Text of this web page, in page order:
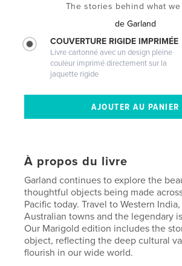
The stories behind what we
de Garland
COUVERTURE RIGIDE IMPRIMÉE
Livre cartonné avec un design pleine
couleur imprimé directement sur la
jaquette rigide
À propos du livre
Garland continues to explore the
thoughtful objects being made
Pacific today. Travel to Western
Australian towns and the legendary
Our Marigold edition includes the
object, reflecting the deep cultural
flourish in our wide world.